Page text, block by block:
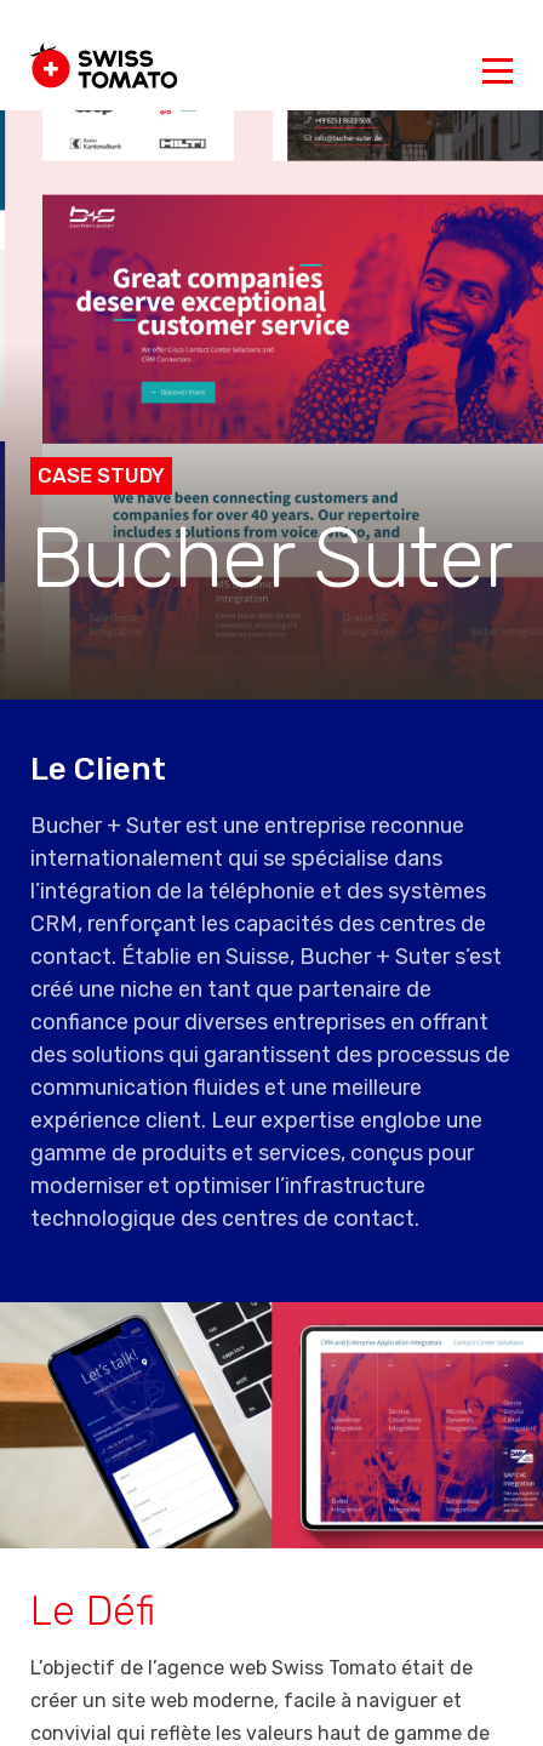
CASE STUDY
Bucher Suter
Le Client
Bucher + Suter est une entreprise reconnue
internationalement qui se spécialise dans
l’intégration de la téléphonie et des systèmes
CRM, renforçant les capacités des centres de
contact. Établie en Suisse, Bucher + Suter s’est
créé une niche en tant que partenaire de
confiance pour diverses entreprises en offrant
des solutions qui garantissent des processus de
communication fluides et une meilleure
expérience client. Leur expertise englobe une
gamme de produits et services, conçus pour
moderniser et optimiser l’infrastructure
technologique des centres de contact.
Le Défi
L’objectif de l’agence web Swiss Tomato était de
créer un site web moderne, facile à naviguer et
convivial qui reflète les valeurs haut de gamme de